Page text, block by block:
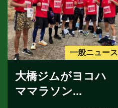
一般ニュース
大橋ジムがヨコハ
ママラソン...